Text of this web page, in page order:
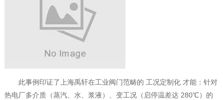
此事例印证了上海禹轩在工业阀门范畴的 工况定制化 才能：针对
热电厂多介质（蒸汽、水、浆液）、变工况（启停温差达 280℃）的